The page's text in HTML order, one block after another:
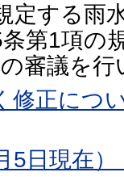
する雨
第1項の
審議を行
修正につ
5日現在